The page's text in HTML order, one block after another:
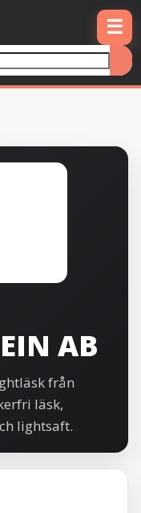
☰
AB
från
läsk,
lightsaft.